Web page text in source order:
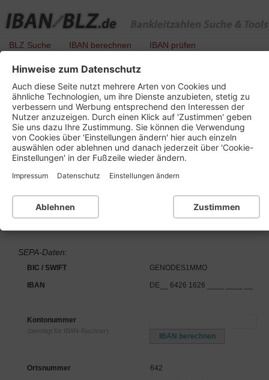
BLZ Suche IBAN berechnen IBAN prüfen
BLZ 642 616 26 - Murgtalbank Mitteltal -
Obertal
Details zu dieser Bankleitzahl :
Kurzbezeichnung
BLZ 642 616 26
Bankleitzahl nicht mehr gültig
SEPA-Daten:
BIC / SWIFT GENODES1MMO
IBAN DE__ 6426 1626 ____ ____ __
Kontonummer
(benötigt für IBAN-Rechner)
Ortsnummer 642
Hinweise zum Datenschutz
Auch diese Seite nutzt mehrere Arten von Cookies und
ähnliche Technologien, um ihre Dienste anzubieten, stetig zu
verbessern und Werbung entsprechend den Interessen der
Nutzer anzuzeigen. Durch einen Klick auf 'Zustimmen' geben
Sie uns dazu Ihre Zustimmung. Sie können die Verwendung
von Cookies über 'Einstellungen ändern' hier auch einzeln
auswählen oder ablehnen und danach jederzeit über 'Cookie-
Einstellungen' in der Fußzeile wieder ändern.
Impressum Datenschutz Einstellungen ändern
Ablehnen Zustimmen